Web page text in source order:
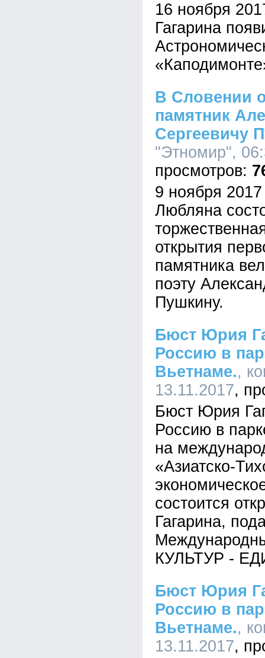
16 ноября
Гагарина
В Словении
памятник
Сергеевичу
"Этномир",
9 ноября
Любляна
открытия
памятника
поэту
Пушкину.
Бюст Юрия
Россию в
Вьетнаме.,
13.11.2017
Бюст Юрия
Россию в
на
«Азиатско-
состоится
Гагарина,
КУЛЬТУР -
Бюст Юрия
Россию в
Вьетнаме.,
13.11.2017